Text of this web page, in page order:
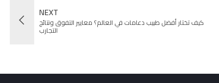
NEXT
كيف تختار أفضل طبيب دعامات في العالم؟ معايير التفوق ونتائج
التجارب